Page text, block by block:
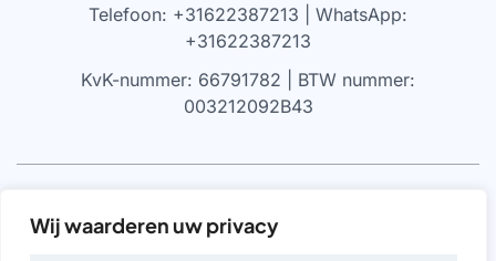
Wij waarderen uw privacy
Telefoon: +31622387213 | WhatsApp:
+31622387213
KvK-nummer: 66791782 | BTW nummer:
003212092B43
VRIJWARING